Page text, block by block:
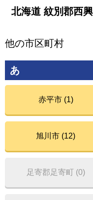
北海道 紋別郡西
他の市区町村
あ
赤平市 (1)
旭川市 (12)
足寄郡足寄町 (0)